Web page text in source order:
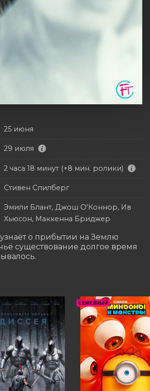
25 июня
29 июля
2 часа 18 минут (+8 мин. ролики)
Стивен Спилберг
Эмили Блант, Джош О'Коннор, Ив
Хьюсон, Маккенна Бриджер
о прибытии на Землю
существование долгое время
СЕМЕЙНЫЙ